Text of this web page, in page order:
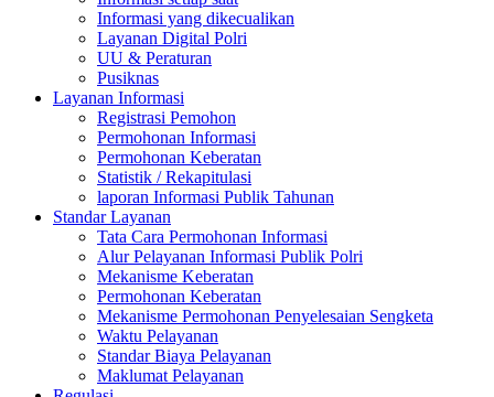
Informasi yang dikecualikan
Layanan Digital Polri
UU & Peraturan
Pusiknas
Layanan Informasi
Registrasi Pemohon
Permohonan Informasi
Permohonan Keberatan
Statistik / Rekapitulasi
laporan Informasi Publik Tahunan
Standar Layanan
Tata Cara Permohonan Informasi
Alur Pelayanan Informasi Publik Polri
Mekanisme Keberatan
Permohonan Keberatan
Mekanisme Permohonan Penyelesaian Sengketa
Waktu Pelayanan
Standar Biaya Pelayanan
Maklumat Pelayanan